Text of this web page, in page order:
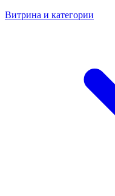
Витрина и категории